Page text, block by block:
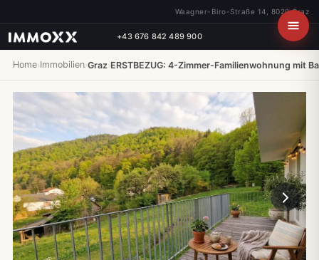
Waagner-Biro-Straße 14, 8020 Graz
+43 676 842 489 900
Home›Immobilien›Graz›ERSTBEZUG: 4-Zimmer-Familienwohnung mit